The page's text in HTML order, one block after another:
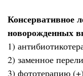
Консервативное
новорожденных
1)
2) заменное
3) фототерапию